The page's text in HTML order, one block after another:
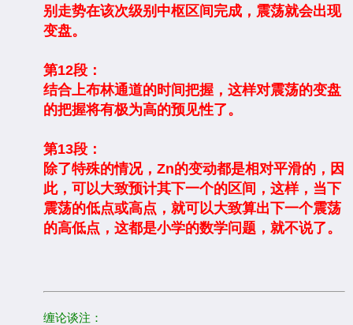
别走势在该次级别中枢区间完成，震荡就会出现
变盘。
第12段：
结合上布林通道的时间把握，这样对震荡的变盘
的把握将有极为高的预见性了。
第13段：
除了特殊的情况，Zn的变动都是相对平滑的，因
此，可以大致预计其下一个的区间，这样，当下
震荡的低点或高点，就可以大致算出下一个震荡
的高低点，这都是小学的数学问题，就不说了。
缠论谈注：